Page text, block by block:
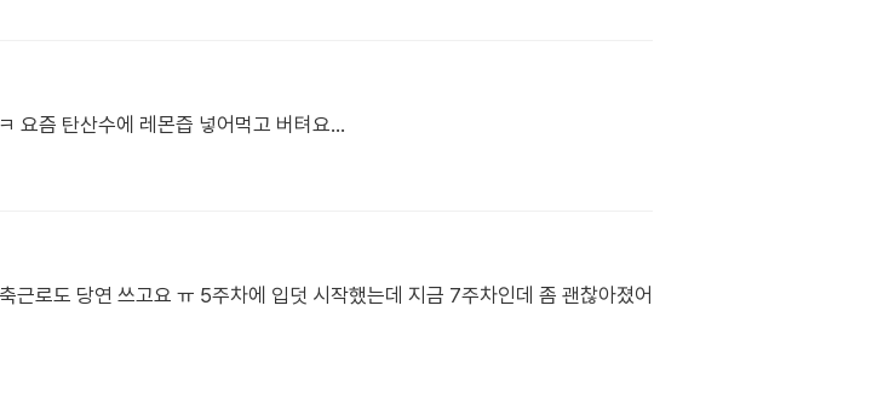
요즘 탄산수에 레몬즙 넣어먹고 버텨요…
근로도 당연 쓰고요 ㅠ 5주차에 입덧 시작했는데 지금 7주차인데 좀 괜찮아졌어